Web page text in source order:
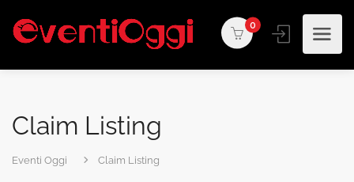
0
Claim Listing
Eventi Oggi Claim Listing